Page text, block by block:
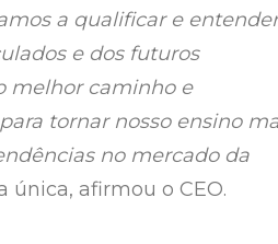
a qualificar e entender
e dos futuros
melhor caminho e
tornar nosso ensino
no mercado da
afirmou o CEO.